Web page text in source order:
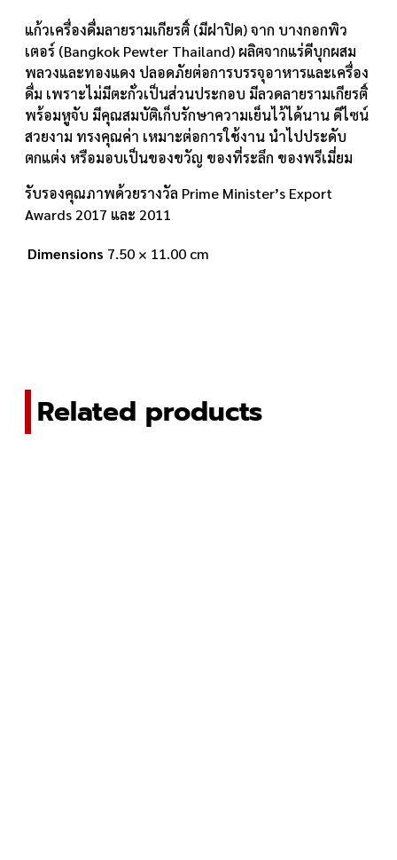
แก้วเครื่องดื่มลายรามเกียรติ์ (มีฝาปิด) จาก บางกอกพิว
เตอร์ (Bangkok Pewter Thailand) ผลิตจากแร่ดีบุกผสม
พลวงและทองแดง ปลอดภัยต่อการบรรจุอาหารและเครื่อง
ดื่ม เพราะไม่มีตะกั่วเป็นส่วนประกอบ มีลวดลายรามเกียรติ์
พร้อมหูจับ มีคุณสมบัติเก็บรักษาความเย็นไว้ได้นาน ดีไซน์
สวยงาม ทรงคุณค่า เหมาะต่อการใช้งาน นำไปประดับ
ตกแต่ง หรือมอบเป็นของขวัญ ของที่ระลึก ของพรีเมี่ยม
รับรองคุณภาพด้วยรางวัล Prime Minister’s Export
Awards 2017 และ 2011
Dimensions 7.50 × 11.00 cm
Related products